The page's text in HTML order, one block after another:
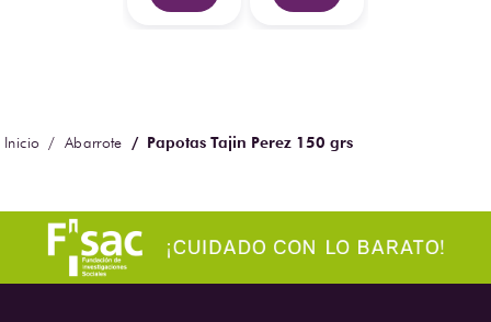
Abarrote Papotas Tajin Perez 150 grs